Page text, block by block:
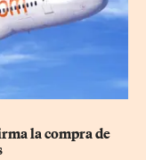
la compra de